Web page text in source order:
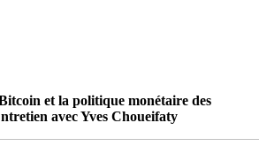
et la politique monétaire des
avec Yves Choueifaty